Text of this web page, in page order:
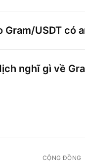
Gram/USDT có
nghĩ gì về
CỘNG ĐỒNG